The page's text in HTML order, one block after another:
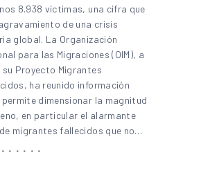
8.938 víctimas, una cifra que
de una crisis
global. La Organización
para las Migraciones (OIM), a
Proyecto Migrantes
ha reunido información
permite dimensionar la magnitud
en particular el alarmante
migrantes fallecidos que no…